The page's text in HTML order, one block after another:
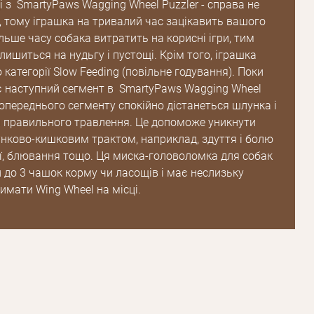
з SmartyPaws Wagging Wheel Puzzler - справа не
тому іграшка на тривалий час зацікавить вашого
часу собака витратить на корисні ігри, тим
на нудьгу і пустощі. Крім того, іграшка
категорії Slow Feeding (повільне годування). Поки
наступний сегмент в SmartyPaws Wagging Wheel
сегменту спокійно дістанеться шлунка і
травлення. Це допоможе уникнути
кишковим трактом, наприклад, здуття і болю
блювання тощо. Ця миска-головоломка для собак
3 чашок корму чи ласощів і має неслизьку
Wing Wheel на місці.